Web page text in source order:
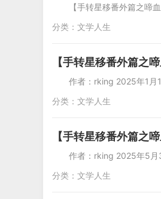
【手转星移番外篇之啼
分类： 文学人生
【手转星移番外篇之
作者：rking
分类： 文学人生
【手转星移番外篇之
作者：rking
分类： 文学人生